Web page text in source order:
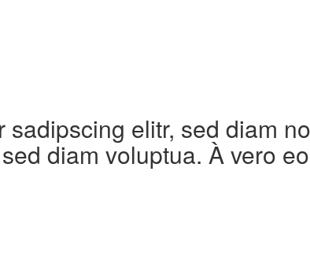
elitr, sed diam
diam voluptua. À vero